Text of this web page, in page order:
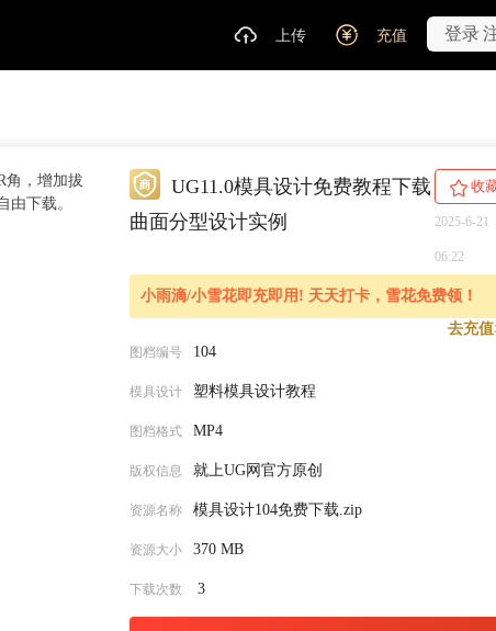
登录
上传 充值
角，增加拔
下载。
UG11.0模具设计免费教程下载
曲面分型设计实例
收
2025-6-21
06:22
小雨滴/小雪花即充即用! 天天打卡，雪花免费领！
去充
图档编号 104
模具设计 塑料模具设计教程
图档格式 MP4
版权信息 就上UG网官方原创
资源名称 模具设计104免费下载.zip
资源大小 370 MB
下载次数 3